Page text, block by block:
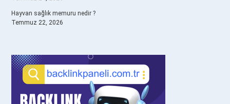
Hayvan sağlık memuru nedir ?
Temmuz 22, 2026